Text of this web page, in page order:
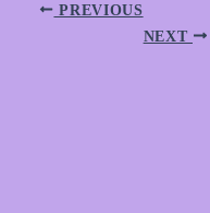
PREVIOUS
NEXT